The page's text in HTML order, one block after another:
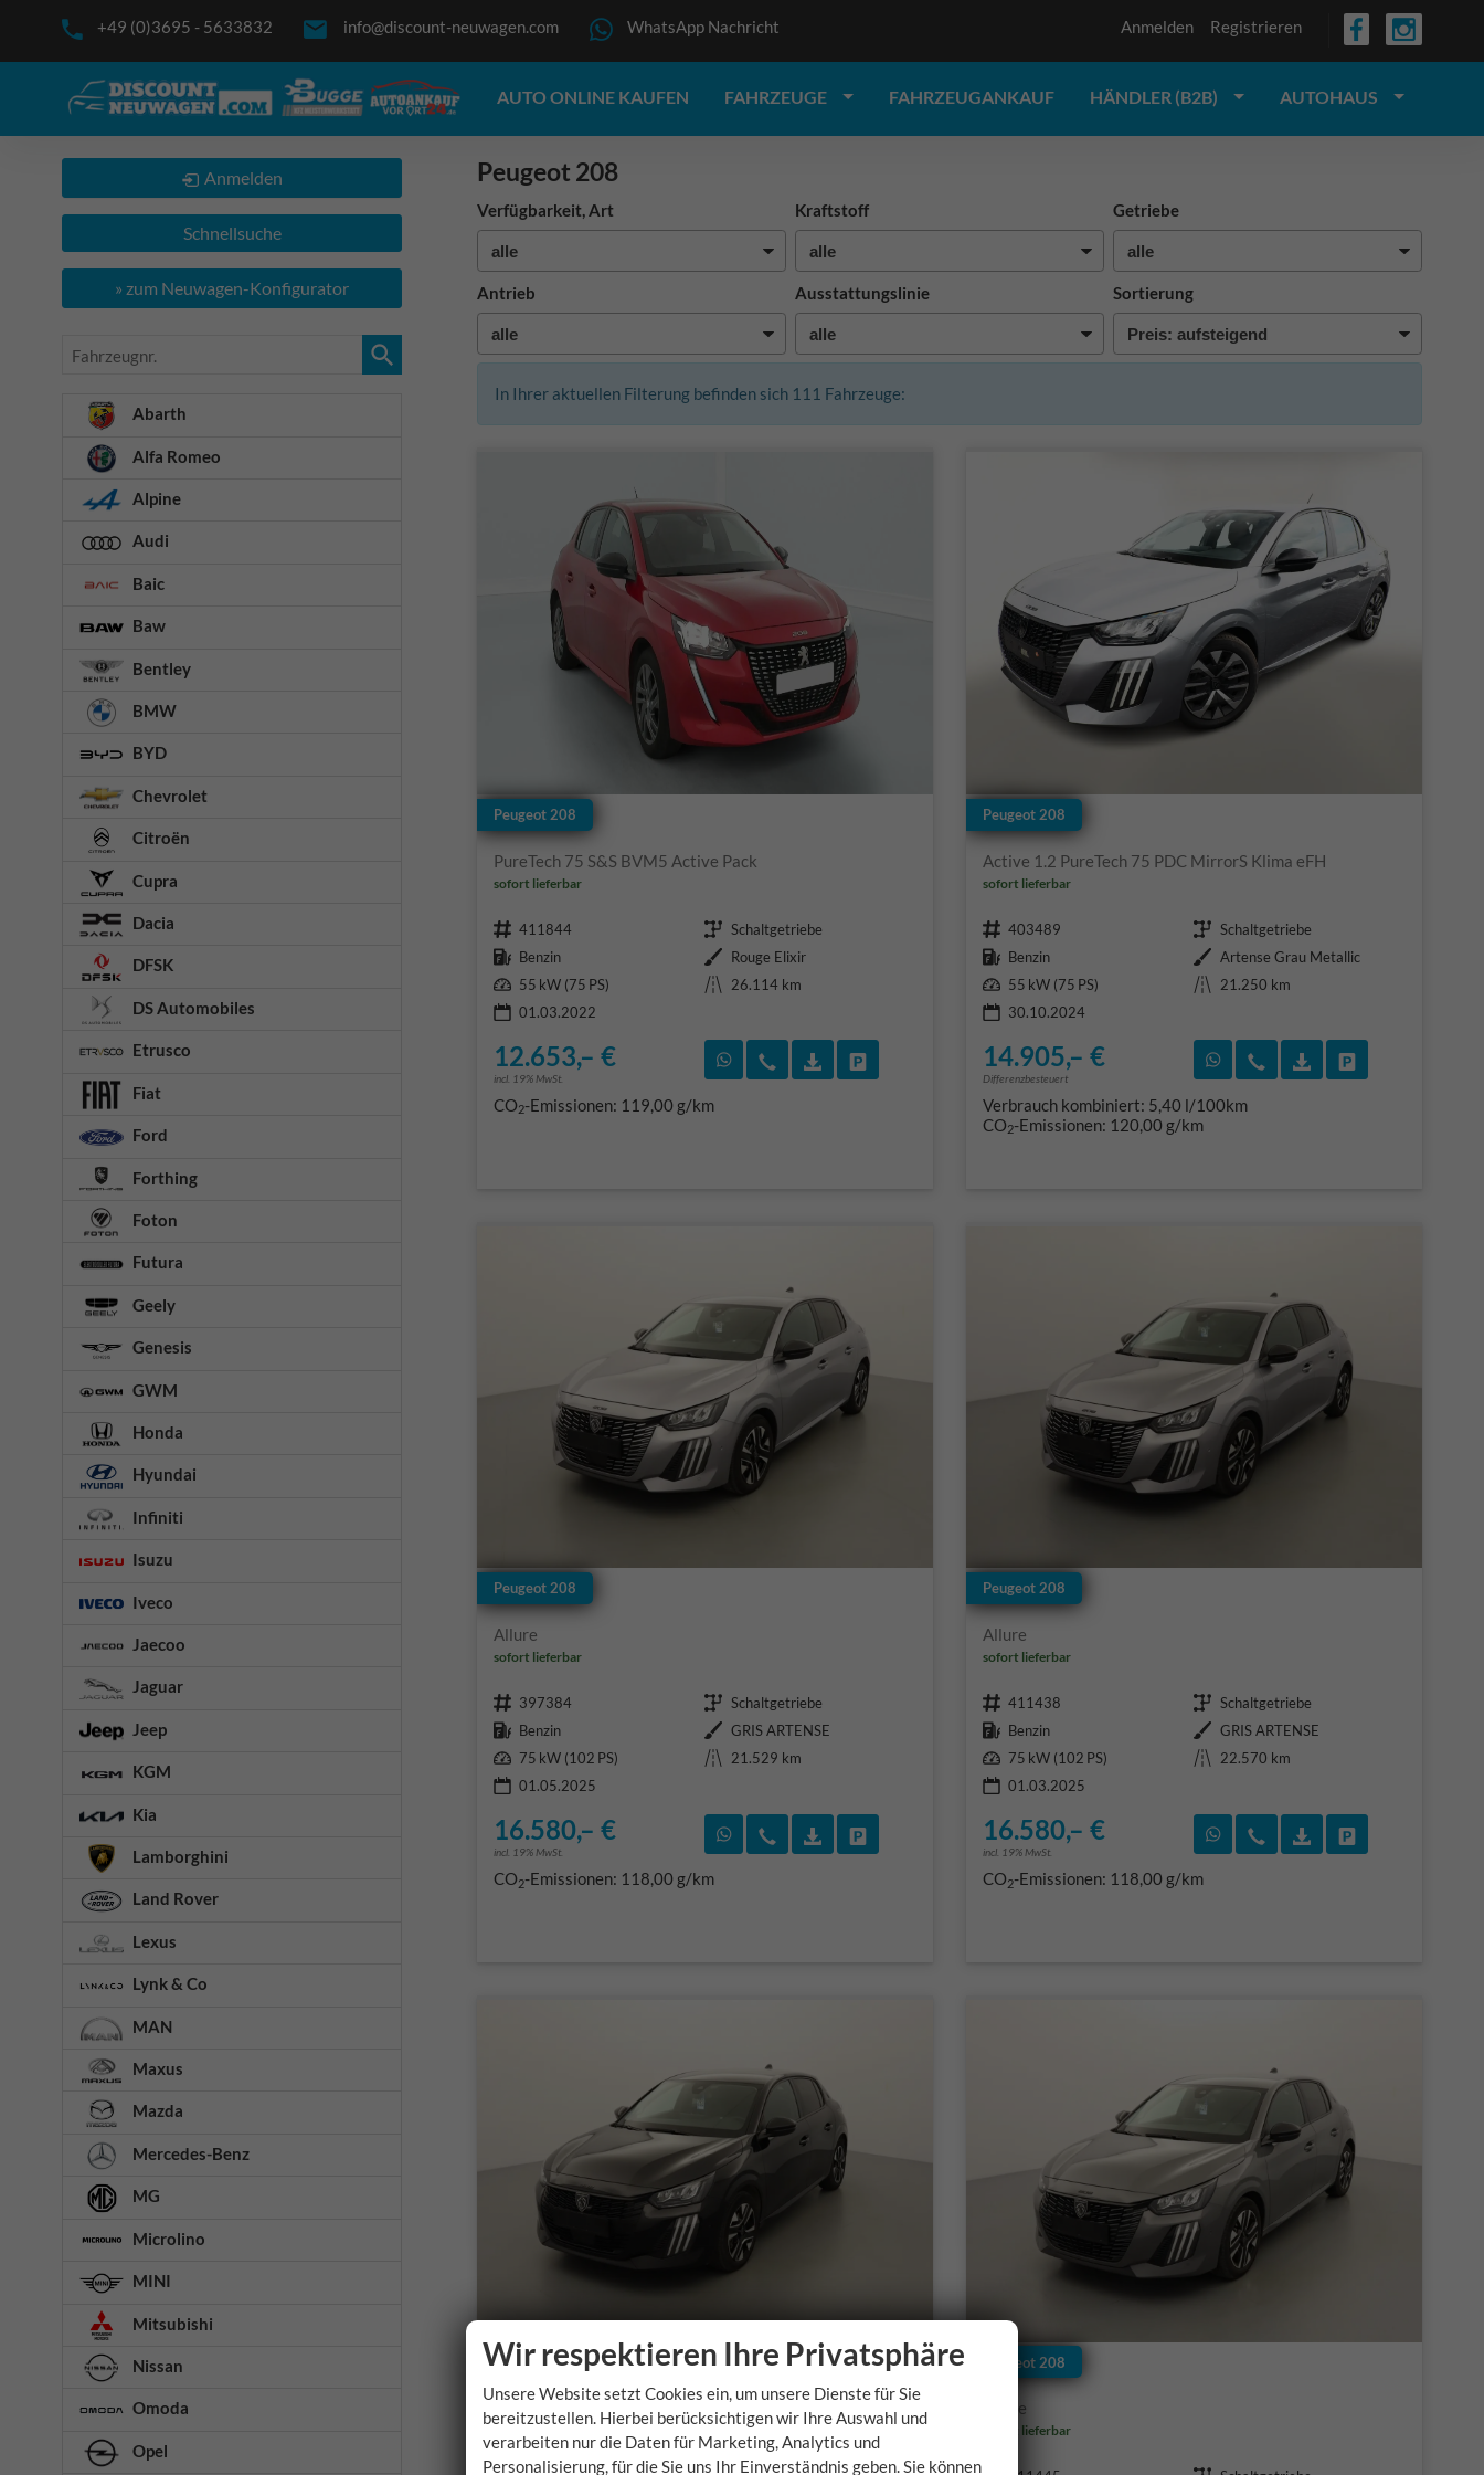
+49 (0)3695 - 5633832 info@discount-neuwagen.com WhatsApp Nachricht Anmelden Registrieren
AUTO ONLINE KAUFEN FAHRZEUGE FAHRZEUGANKAUF HÄNDLER (B2B) AUTOHAUS
Peugeot 208
Verfügbarkeit, Art Kraftstoff Getriebe
Antrieb Ausstattungslinie Sortierung
In Ihrer aktuellen Filterung befinden sich 111 Fahrzeuge:
Peugeot 208
PureTech 75 S&S BVM5 Active Pack
sofort lieferbar
Fahrzeugnr. 411844 Getriebe Schaltgetriebe
Kraftstoff Benzin Außenfarbe Rouge Elixir
Leistung 55 kW (75 PS) Kilometerstand
26.114 km
01.03.2022
12.653,– €
incl. 19% MwSt.
Rückruf vereinbaren
Wir rufen Sie an
Fahrzeugexposé (PDF)
Fahrzeug parken
CO2-Emissionen: 119,00 g/km
Peugeot 208
Active 1.2 PureTech 75 PDC MirrorS Klima eFH
sofort lieferbar
Fahrzeugnr. 403489 Getriebe Schaltgetriebe
Kraftstoff Benzin Außenfarbe Artense Grau Metallic
Leistung 55 kW (75 PS) Kilometerstand
21.250 km
30.10.2024
14.905,– €
Differenzbesteuert
Rückruf vereinbaren
Wir rufen Sie an
Fahrzeugexposé
Verbrauch kombiniert: 5,40 l/100km
CO2-Emissionen: 120,00 g/km
Peugeot 208
Allure
sofort lieferbar
Fahrzeugnr. 397384 Getriebe Schaltgetriebe
Kraftstoff Benzin Außenfarbe GRIS ARTENSE
Leistung 75 kW (102 PS) Kilometerstand
21.529 km
01.05.2025
16.580,– €
incl. 19% MwSt.
Rückruf vereinbaren
Wir rufen Sie an
Fahrzeugexposé (PDF)
Fahrzeug parken
CO2-Emissionen: 118,00 g/km
Peugeot 208
Allure
sofort lieferbar
Fahrzeugnr. 411438 Getriebe Schaltgetriebe
Kraftstoff Benzin Außenfarbe GRIS ARTENSE
Leistung 75 kW (102 PS) Kilometerstand
22.570 km
01.03.2025
16.580,– €
incl. 19% MwSt.
Rückruf vereinbaren
Wir rufen Sie an
Fahrzeugexposé
CO2-Emissionen: 118,00 g/km
Peugeot 208
Allure
Peugeot 208
Allure
sofort lieferbar
Anmelden
Schnellsuche
» zum Neuwagen-Konfigurator
Fahrzeugnr.
Abarth
Alfa Romeo
Alpine
Audi
Baic
Baw
Bentley
BMW
BYD
Chevrolet
Citroën
Cupra
Dacia
DFSK
DS Automobiles
Etrusco
Fiat
Ford
Forthing
Foton
Futura
Geely
Genesis
GWM
Honda
Hyundai
Infiniti
Isuzu
Iveco
Jaecoo
Jaguar
Jeep
KGM
Kia
Lamborghini
Land Rover
Lexus
Lynk & Co
MAN
Maxus
Mazda
Mercedes-Benz
MG
Microlino
MINI
Mitsubishi
Nissan
Omoda
Opel
Wir respektieren Ihre Privatsphäre
Unsere Website setzt Cookies ein, um unsere Dienste für Sie
bereitzustellen. Hierbei berücksichtigen wir Ihre Auswahl und
verarbeiten nur die Daten für Marketing, Analytics und
Personalisierung, für die Sie uns Ihr Einverständnis geben. Sie können